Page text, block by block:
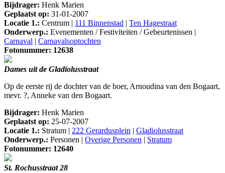
Bijdrager: Henk Marien
Geplaatst op: 31-01-2007
Locatie 1.: Centrum | 111 Binnenstad | Ten Hagestraat
Onderwerp.: Evenementen / Festiviteiten / Gebeurtenissen |
Carnaval | Carnavalsoptochten
Fotonummer: 12638
Dames uit de Gladiolusstraat
Op de eerste rij de dochter van de boer, Arnoudina van den Bogaart,
mevr. ?, Anneke van den Bogaart.
Bijdrager: Henk Marien
Geplaatst op: 25-07-2007
Locatie 1.: Stratum | 222 Gerardusplein | Gladiolusstraat
Onderwerp.: Personen | Overige Personen | Stratum
Fotonummer: 12640
St. Rochusstraat 28